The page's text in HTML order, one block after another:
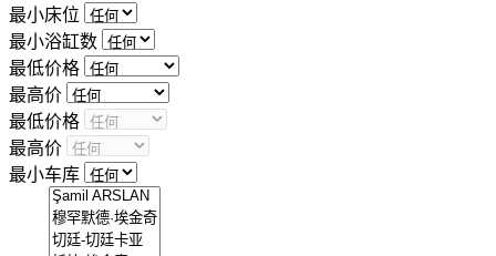
最小床位
最小浴缸数
最低价格
最高价
最低价格
最高价
最小车库